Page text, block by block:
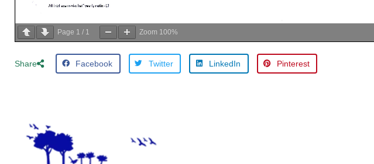
Page 1 / 1 Zoom 100%
Share Facebook Twitter LinkedIn Pinterest